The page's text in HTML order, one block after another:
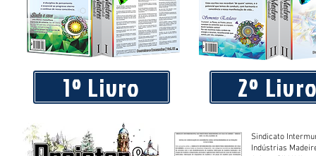
1º Livro 2º
Sindicato
Indústrias